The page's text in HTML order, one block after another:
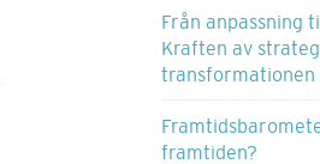
Från anpassning
Kraften av
transformationen
framtiden?